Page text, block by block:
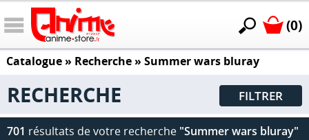
(0)
Catalogue» Recherche » Summer wars bluray
RECHERCHE FILTRER
701 résultats de votre recherche "Summer wars bluray"